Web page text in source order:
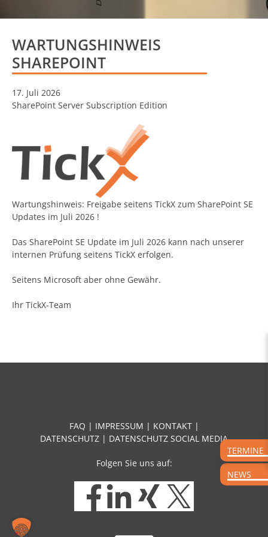
NEWS
TERMINE
WARTUNGSHINWEIS
SHAREPOINT
17. Juli 2026
SharePoint Server Subscription Edition
Wartungshinweis: Freigabe seitens TickX zum SharePoint SE
Updates im Juli 2026 !
Das SharePoint SE Update im Juli 2026 kann nach unserer
internen Prüfung seitens TickX erfolgen.
Seitens Microsoft aber ohne Gewähr.
Ihr TickX-Team
FAQ | IMPRESSUM | KONTAKT|
DATENSCHUTZ | DATENSCHUTZ SOCIAL MEDIA
Folgen Sie uns auf: